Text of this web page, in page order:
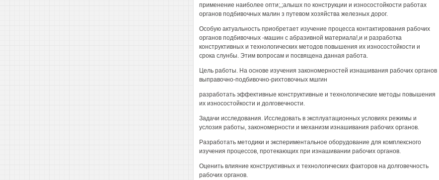
применение наиболее опти;,;алышх по конструкции и износостойкости работах
органов подбивочных малин з путевом хозяйства железных дорог.
Особую актуальность приобретает изучение процесса контактирования рабочих
органов подбивочных -машин с абразивной материала!,и и разработка
конструктивных и технологических методов повышения их износостойкости и
срока слунбы. Этим вопросам и посвящена данная работа.
Цель работы. На основе изучения закономерностей изнашивания рабочих органов
выправочно-подбивочно-рихтовочных мшгин
разработать эффективные конструктивные и технологические методы повышения
их износостойкости и долговечности.
Задачи исследования. Исследовать в эксплуатационных условиях режимы и
услозия работы, закономерности и механизм изнашивания рабочих органов.
Разработать методики и экспериментальное оборудование для комплексного
изучения процессов, протекающих при изнашивании рабочих органов.
Оценить влияние конструктивных и технологических факторов на долговечность
рабочих органов.